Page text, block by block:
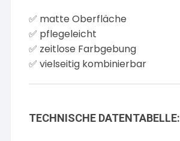
✅ matte Oberfläche
✅ pflegeleicht
✅ zeitlose Farbgebung
✅ vielseitig kombinierbar
TECHNISCHE DATENTABELLE: